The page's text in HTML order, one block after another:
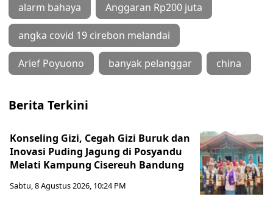
alarm bahaya Anggaran Rp200 juta
angka covid 19 cirebon melandai
Arief Poyuono banyak pelanggar china
Berita Terkini
Konseling Gizi, Cegah Gizi Buruk dan
Inovasi Puding Jagung di Posyandu
Melati Kampung Cisereuh Bandung
Sabtu, 8 Agustus 2026, 10:24 PM